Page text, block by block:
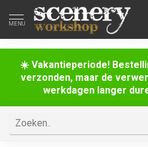
☀️ Vakantieperiode!
verzonden, maar de
werkdagen langer
MENU